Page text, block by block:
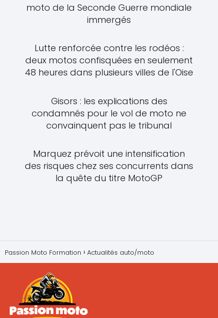
moto de la Seconde Guerre mondiale
immergés
Lutte renforcée contre les rodéos :
deux motos confisquées en seulement
48 heures dans plusieurs villes de l'Oise
Gisors : les explications des
condamnés pour le vol de moto ne
convainquent pas le tribunal
Marquez prévoit une intensification
des risques chez ses concurrents dans
la quête du titre MotoGP
Passion Moto Formation Actualités auto/moto